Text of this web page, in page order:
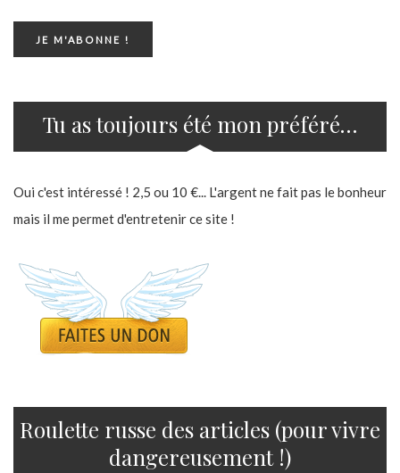
Tu as toujours été mon préféré…
Oui c'est intéressé ! 2,5 ou 10 €... L'argent ne fait pas le bonheur
mais il me permet d'entretenir ce site !
Roulette russe des articles (pour vivre
dangereusement !)